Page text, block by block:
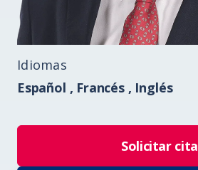
Idiomas
Español , Francés , Inglés
Solicitar cita